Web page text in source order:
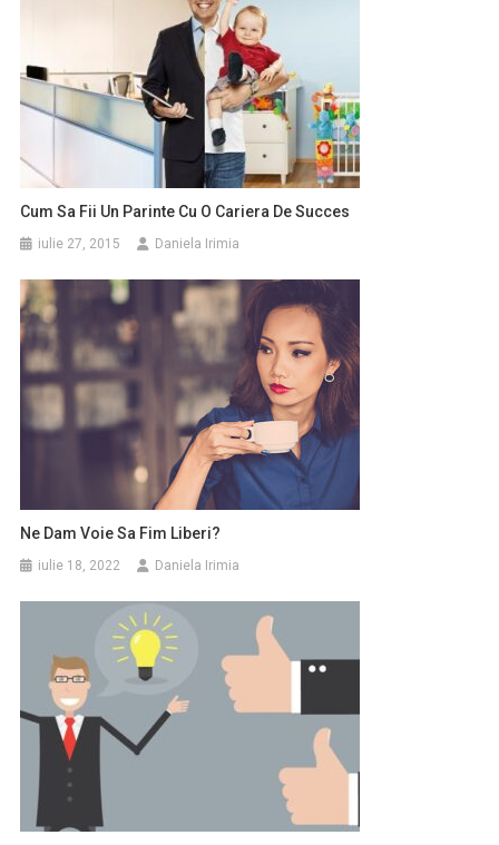
Cum Sa Fii Un Parinte Cu O Cariera De Succes
iulie 27, 2015 Daniela Irimia
Ne Dam Voie Sa Fim Liberi?
iulie 18, 2022 Daniela Irimia